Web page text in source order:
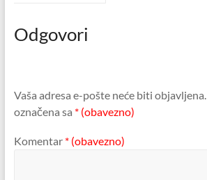
Odgovori
Vaša adresa e-pošte neće biti objavljena.
označena sa * (obavezno)
Komentar * (obavezno)